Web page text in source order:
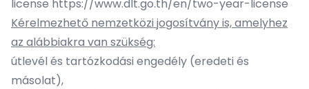
license https://www.dlt.go.th/en/two-year-license
Kérelmezhető nemzetközi jogosítvány is, amelyhez
az alábbiakra van szükség:
útlevél és tartózkodási engedély (eredeti és
másolat),